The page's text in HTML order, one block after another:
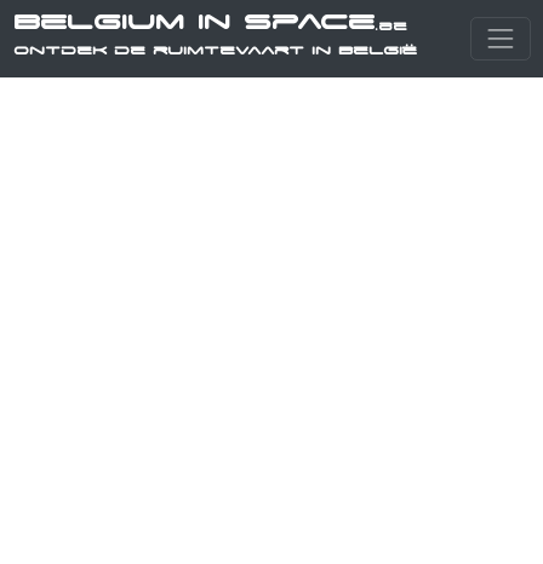
Belgium in Space.be
Ontdek de ruimtevaart in België